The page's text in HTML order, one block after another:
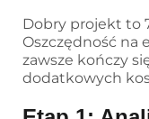
Dobry projekt to
Oszczędność na
zawsze kończy
dodatkowych